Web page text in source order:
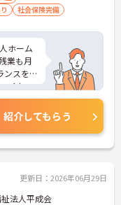
社会保険完備
ホーム
業も月
ンスを
イカー
のある
軽にお
紹介してもらう
更新日：2026年06月29日
法人平成会